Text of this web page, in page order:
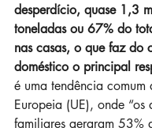
desperdício, quase 1,3
toneladas ou 67% do
nas casas, o que faz do
doméstico o principal
é uma tendência
Europeia (UE), onde “os
familiares geraram 53%